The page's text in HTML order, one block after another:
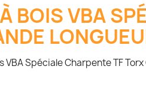
BOIS VBA
VBA Spéciale Charpente TF